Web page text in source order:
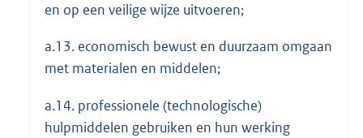
en op een veilige wijze uitvoeren;
a.13. economisch bewust en duurzaam omgaan
met materialen en middelen;
a.14. professionele (technologische)
hulpmiddelen gebruiken en hun werking